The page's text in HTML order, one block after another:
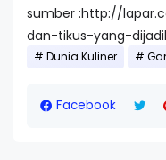
sumber :http://
dan-tikus-yang-
Dunia Kuliner
Facebook